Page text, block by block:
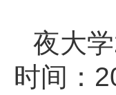
夜大学
时间：